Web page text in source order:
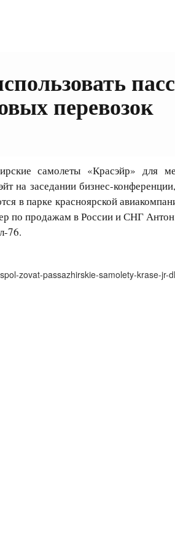
перевозок
самолеты «Красэйр» для
на заседании бизнес-
в парке красноярской
по продажам в России и СНГ
76.
zovat-passazhirskie-samolety-krase-jr-